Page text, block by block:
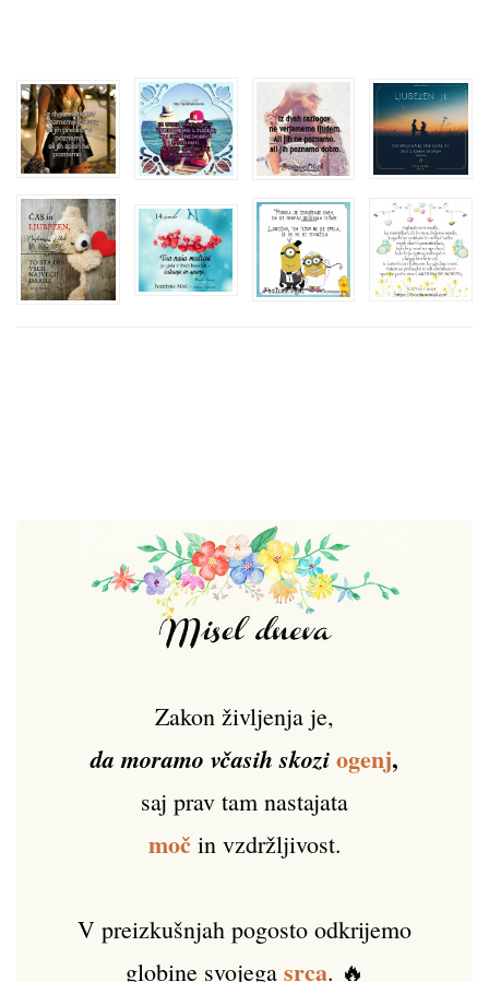
Zakon življenja je,
da moramo včasih skoziogenj,
saj prav tam nastajata
močin vzdržljivost.
V preizkušnjah pogosto odkrijemo
globine svojega srca. 🔥